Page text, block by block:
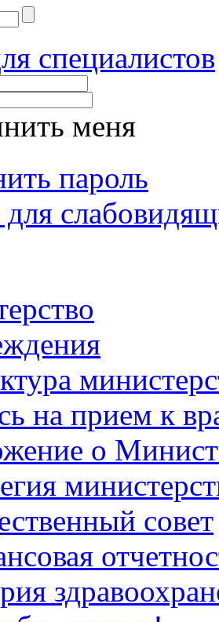
специалистов
меня
пароль
на прием к
о
совет